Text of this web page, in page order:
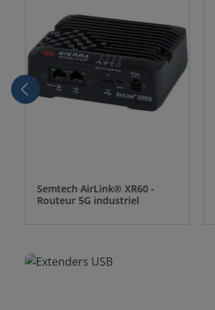
Semtech AirLink® XR60 -
Routeur 5G industriel